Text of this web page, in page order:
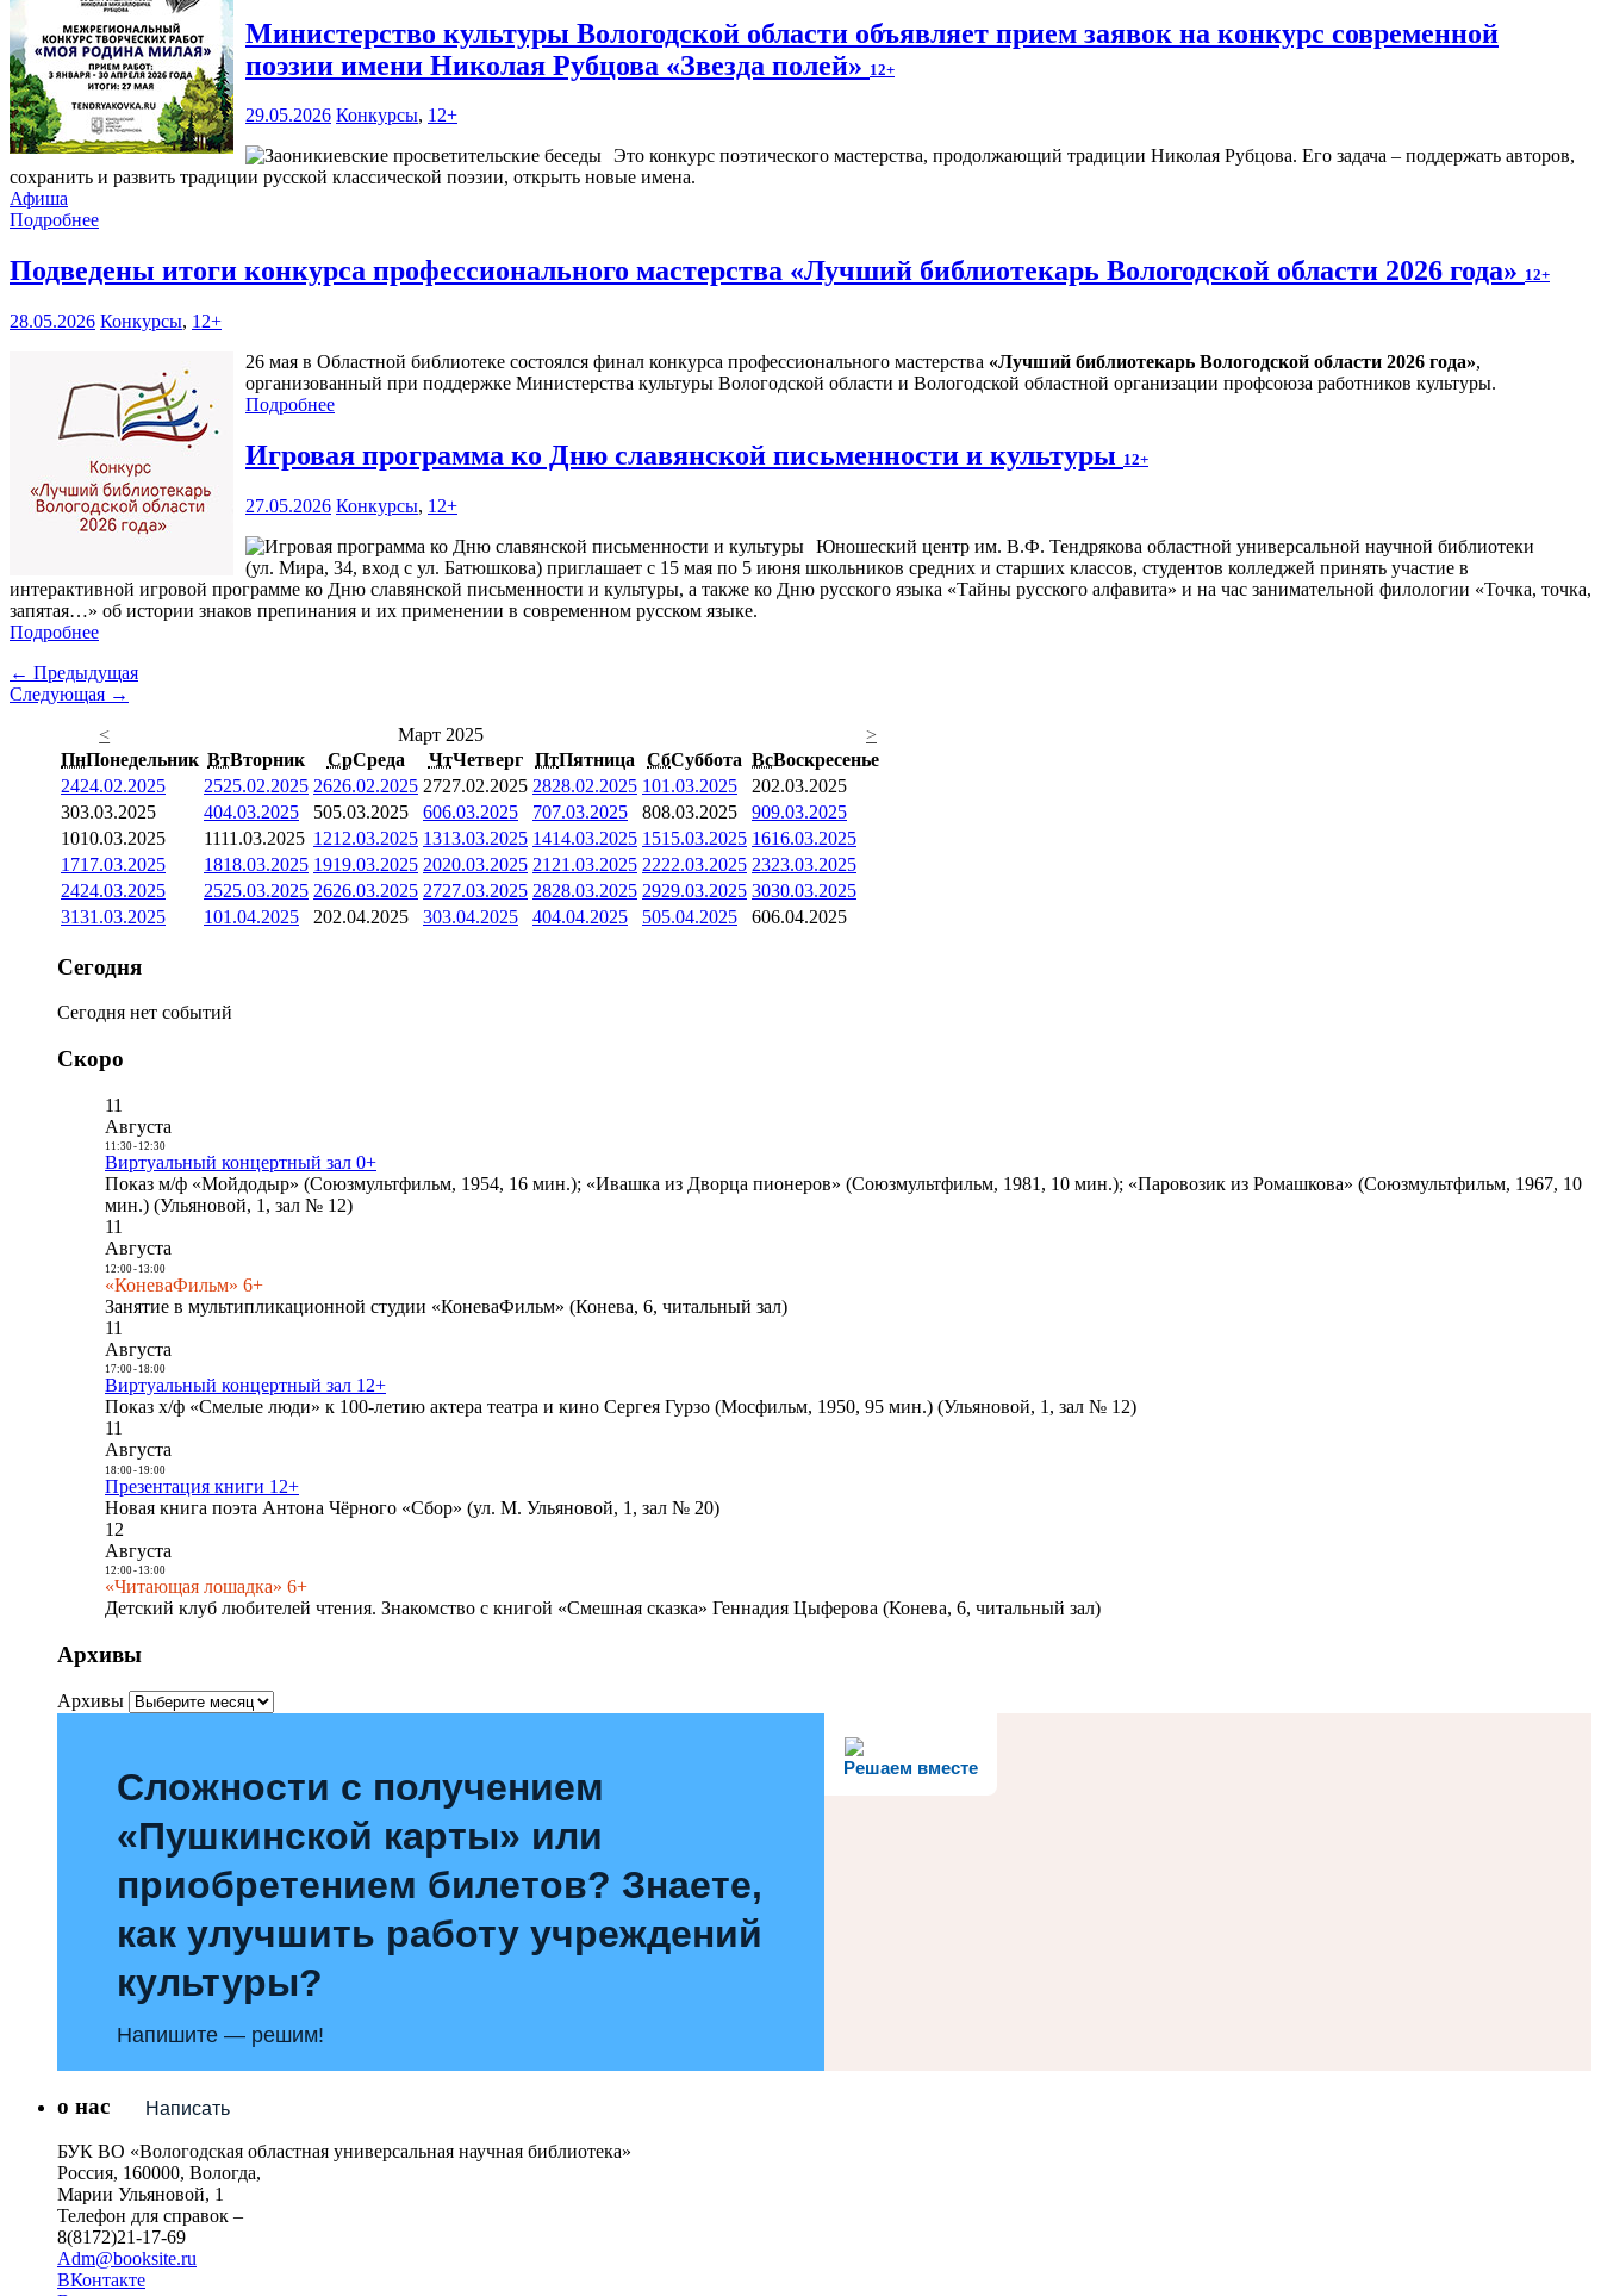
Министерство культуры Вологодской области объявляет прием заявок на конкурс современной
поэзии имени Николая Рубцова «Звезда полей» 12+
29.05.2026 Конкурсы, 12+
Это конкурс поэтического мастерства, продолжающий традиции Николая Рубцова. Его задача – поддержать авторов,
сохранить и развить традиции русской классической поэзии, открыть новые имена.
Афиша
Подробнее
Подведены итоги конкурса профессионального мастерства «Лучший библиотекарь Вологодской области 2026 года» 12+
28.05.2026 Конкурсы, 12+
26 мая в Областной библиотеке состоялся финал конкурса профессионального мастерства «Лучший библиотекарь Вологодской области 2026 года»,
организованный при поддержке Министерства культуры Вологодской области и Вологодской областной организации профсоюза работников культуры.
Подробнее
Игровая программа ко Дню славянской письменности и культуры 12+
27.05.2026 Конкурсы, 12+
Юношеский центр им. В.Ф. Тендрякова областной универсальной научной библиотеки
(ул. Мира, 34, вход с ул. Батюшкова) приглашает с 15 мая по 5 июня школьников средних и старших классов, студентов колледжей принять участие в
интерактивной игровой программе ко Дню славянской письменности и культуры, а также ко Дню русского языка «Тайны русского алфавита» и на час занимательной филологии «Точка, точка,
запятая…» об истории знаков препинания и их применении в современном русском языке.
Подробнее
← Предыдущая
Следующая →
<
Март 2025
>
ПнПонедельник ВтВторник СрСреда ЧтЧетверг ПтПятница СбСуббота ВсВоскресенье
2424.02.2025 2525.02.2025 2626.02.2025 2727.02.2025 2828.02.2025 101.03.2025 202.03.2025
303.03.2025 404.03.2025 505.03.2025 606.03.2025 707.03.2025 808.03.2025 909.03.2025
1010.03.2025 1111.03.2025 1212.03.2025 1313.03.2025 1414.03.2025 1515.03.2025 1616.03.2025
1717.03.2025 1818.03.2025 1919.03.2025 2020.03.2025 21 21.03.2025 2222.03.2025 2323.03.2025
2424.03.2025 2525.03.2025 2626.03.2025 2727.03.2025 2828.03.2025 2929.03.2025 3030.03.2025
3131.03.2025 101.04.2025 202.04.2025 303.04.2025 404.04.2025 505.04.2025 606.04.2025
Сегодня
Сегодня нет событий
Скоро
11
Августа
11:30- 12:30
Виртуальный концертный зал 0+
Показ м/ф «Мойдодыр» (Союзмультфильм, 1954, 16 мин.); «Ивашка из Дворца пионеров» (Союзмультфильм, 1981, 10 мин.); «Паровозик из Ромашкова» (Союзмультфильм, 1967, 10
мин.) (Ульяновой, 1, зал № 12)
11
Августа
12:00- 13:00
«КоневаФильм» 6+
Занятие в мультипликационной студии «КоневаФильм» (Конева, 6, читальный зал)
11
Августа
17:00- 18:00
Виртуальный концертный зал 12+
Показ х/ф «Смелые люди» к 100-летию актера театра и кино Сергея Гурзо (Мосфильм, 1950, 95 мин.) (Ульяновой, 1, зал № 12)
11
Августа
18:00- 19:00
Презентация книги 12+
Новая книга поэта Антона Чёрного «Сбор» (ул. М. Ульяновой, 1, зал № 20)
12
Августа
12:00- 13:00
«Читающая лошадка» 6+
Детский клуб любителей чтения. Знакомство с книгой «Смешная сказка» Геннадия Цыферова (Конева, 6, читальный зал)
Архивы
Архивы
Решаем вместе
Сложности с получением
«Пушкинской карты» или
приобретением билетов? Знаете,
как улучшить работу учреждений
культуры?
Напишите — решим!
Написать
о нас
БУК ВО «Вологодская областная универсальная научная библиотека»
Россия, 160000, Вологда,
Марии Ульяновой, 1
Телефон для справок –
8(8172)21-17-69
Adm@booksite.ru
ВКонтакте